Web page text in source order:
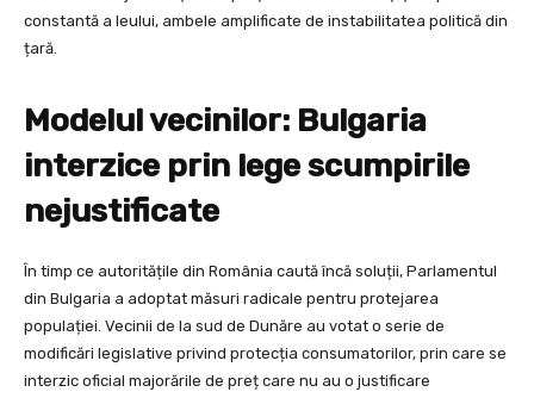
constantă a leului, ambele amplificate de instabilitatea politică din
țară.
Modelul vecinilor: Bulgaria
interzice prin lege scumpirile
nejustificate
În timp ce autoritățile din România caută încă soluții, Parlamentul
din Bulgaria a adoptat măsuri radicale pentru protejarea
populației. Vecinii de la sud de Dunăre au votat o serie de
modificări legislative privind protecția consumatorilor, prin care se
interzic oficial majorările de preț care nu au o justificare